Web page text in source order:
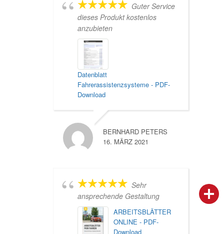
Guter Service
dieses Produkt kostenlos
anzubieten
Datenblatt
Fahrerassistenzsysteme - PDF-
Download
BERNHARD PETERS
16. MÄRZ 2021
Sehr
ansprechende Gestaltung
ARBEITSBLÄTTER
ONLINE - PDF-
Download
person IHR FACHBERATER
campaign WERBEMATERIAL